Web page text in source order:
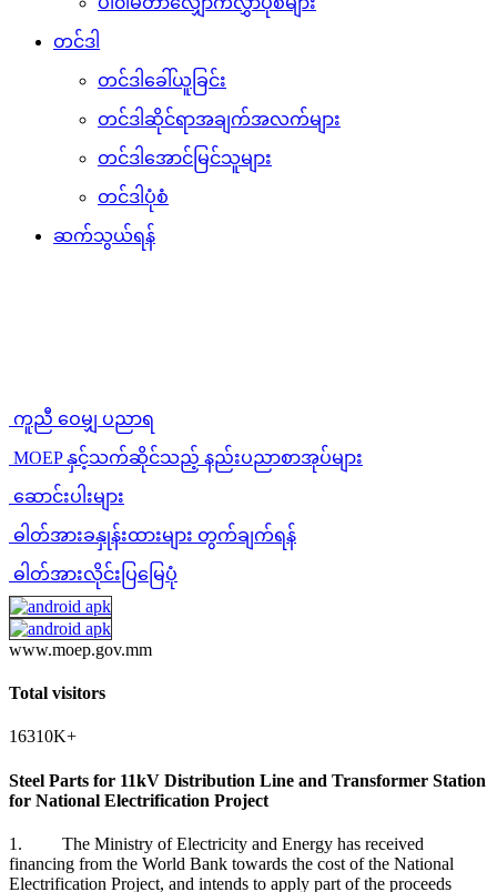
တင်ဒါ
တင်ဒါခေါ်ယူခြင်း
တင်ဒါဆိုင်ရာအချက်အလက်များ
တင်ဒါအောင်မြင်သူများ
တင်ဒါပုံစံ
ဆက်သွယ်ရန်
ကူညီ ဝေမျှ ပညာရ
MOEP နှင့်သက်ဆိုင်သည့် နည်းပညာစာအုပ်များ
ဆောင်းပါးများ
ဓါတ်အားခနှုန်းထားများ တွက်ချက်ရန်
ဓါတ်အားလိုင်းပြမြေပုံ
www.moep.gov.mm
Total visitors
16310K+
Steel Parts for 11kV Distribution Line and Transformer Station
for National Electrification Project
1. The Ministry of Electricity and Energy has received
financing from the World Bank towards the cost of the National
Electrification Project, and intends to apply part of the proceeds